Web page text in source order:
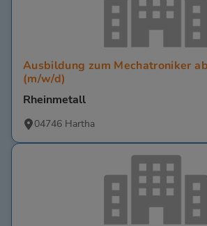
Ausbildung zum Mechatroniker
(m/w/d)
Rheinmetall
04746 Hartha